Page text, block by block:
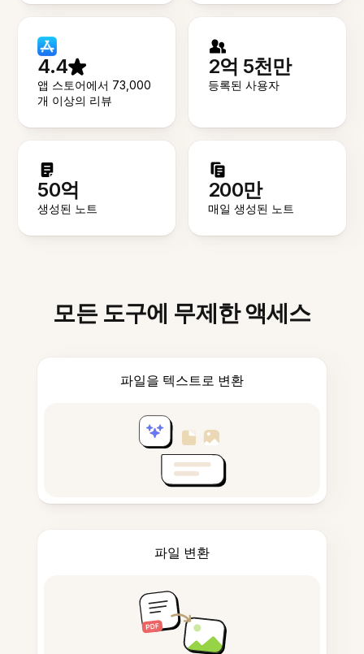
4.4
앱 스토어에서 73,000
개 이상의 리뷰
2억 5천만
등록된 사용자
50억
생성된 노트
200만
매일 생성된 노트
모든 도구에 무제한 액세스
파일을 텍스트로 변환
파일 변환